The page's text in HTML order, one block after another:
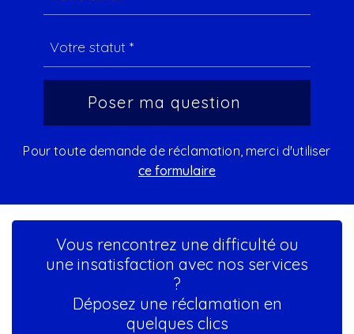
Pour toute demande de réclamation, merci d'utiliser
ce formulaire
Vous rencontrez une difficulté ou
une insatisfaction avec nos services
?
Déposez une réclamation en
quelques clics